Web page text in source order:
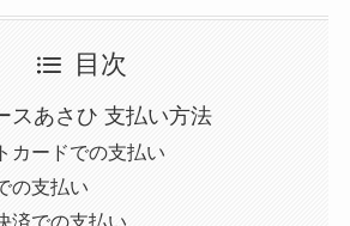
目次
スあさひ 支払い方法
カードでの支払い
の支払い
済での支払い